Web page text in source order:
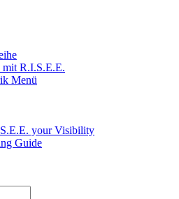
mit R.I.S.E.E.
Menü
your Visibility
Guide